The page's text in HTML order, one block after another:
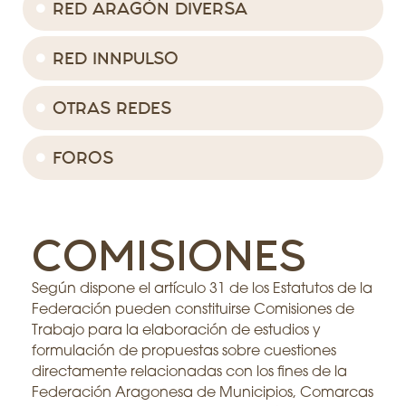
RED ARAGÓN DIVERSA
RED INNPULSO
OTRAS REDES
FOROS
COMISIONES
Según dispone el artículo 31 de los Estatutos de la
Federación pueden constituirse Comisiones de
Trabajo para la elaboración de estudios y
formulación de propuestas sobre cuestiones
directamente relacionadas con los fines de la
Federación Aragonesa de Municipios, Comarcas